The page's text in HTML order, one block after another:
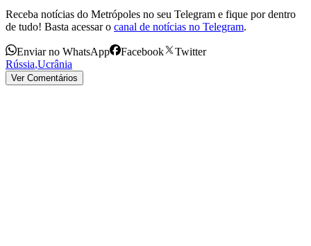
Receba notícias do Metrópoles no seu Telegram e fique por dentro
de tudo! Basta acessar o canal de notícias no Telegram.
Enviar no WhatsApp Facebook
Twitter
Rússia,Ucrânia
Ver Comentários